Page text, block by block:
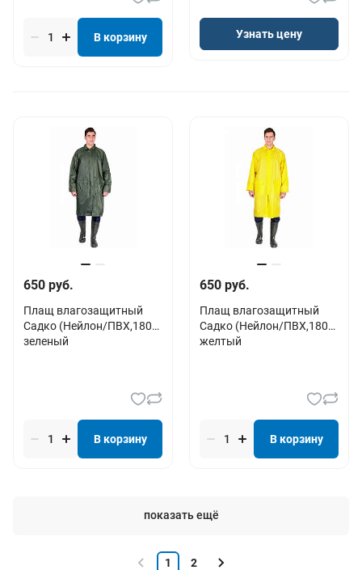
В корзину Узнать цену
650 руб.
Плащ влагозащитный
Садко (Нейлон/ПВХ,180),
зеленый
В корзину
650 руб.
Плащ влагозащитный
Садко (Нейлон/ПВХ,180),
желтый
В корзину
показать ещё
1 2